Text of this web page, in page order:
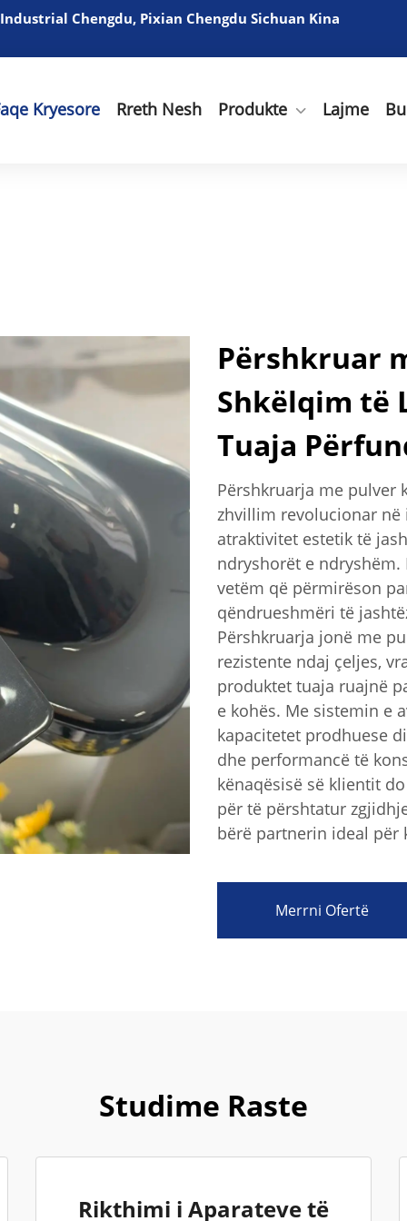
Chengdu, Pixian Chengdu Sichuan Kina
Kryesore Rreth Nesh Produkte Lajme
Përshkruar
Shkëlqim të
Tuaja
Përshkruarja me pulver
zhvillim revolucionar
atraktivitet estetik të
ndryshorët e
vetëm që përmirëson
qëndrueshmëri të
Përshkruarja jonë me
rezistente ndaj çeljes,
produktet tuaja ruajnë
e kohës. Me sistemin e
kapacitetet prodhuese
dhe performancë të
kënaqësisë së klientit
për të përshtatur
bërë partnerin ideal për
Merrni Ofertë
Studime Raste
Rikthimi i Aparateve të